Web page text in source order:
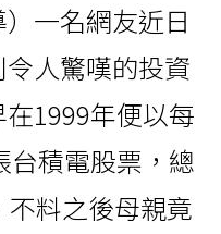
）一名網友近日
人驚嘆的投資
1999年便以每
台積電股票，總
料之後母親竟